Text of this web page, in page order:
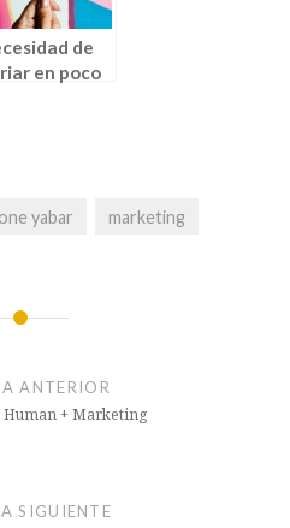
de
en poco
yabar marketing
ANTERIOR
+ Marketing
SIGUIENTE